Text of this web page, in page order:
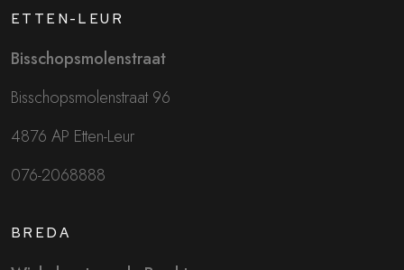
ETTEN-LEUR
Bisschopsmolenstraat
Bisschopsmolenstraat 96
4876 AP Etten-Leur
076-2068888
BREDA